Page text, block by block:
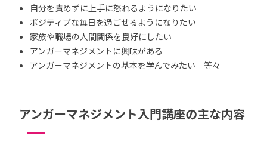
自分を責めずに上手に怒れるようになりたい
ポジティブな毎日を過ごせるようになりたい
家族や職場の人間関係を良好にしたい
アンガーマネジメントに興味がある
アンガーマネジメントの基本を学んでみたい 等々
アンガーマネジメント入門講座の主な内容